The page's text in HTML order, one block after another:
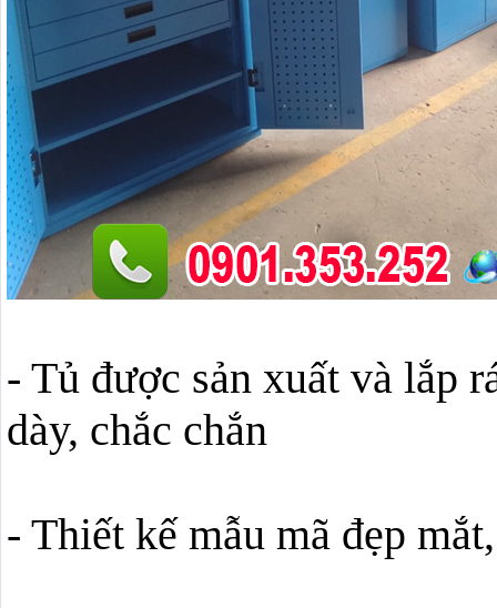
- Tủ được sản xuất và lắp
dày, chắc chắn
- Thiết kế mẫu mã đẹp